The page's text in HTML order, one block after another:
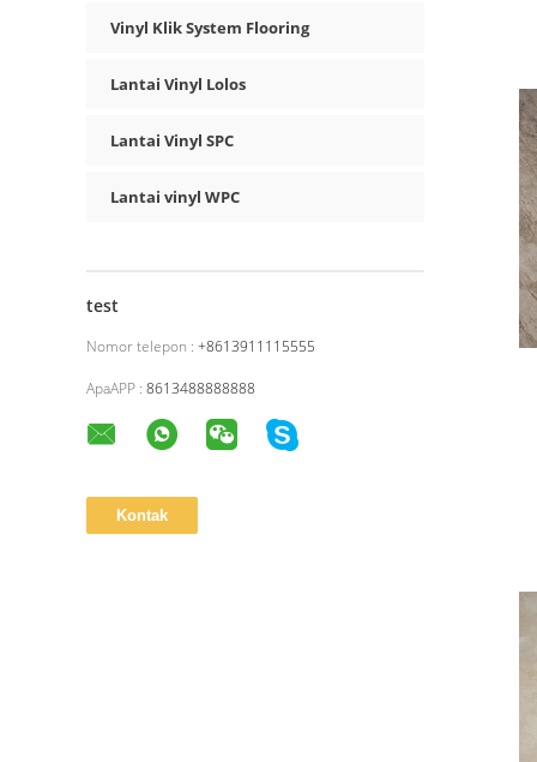
Vinyl Klik System Flooring
Lantai Vinyl Lolos
Lantai Vinyl SPC
Lantai vinyl WPC
test
Nomor telepon : +8613911115555
ApaAPP : 8613488888888